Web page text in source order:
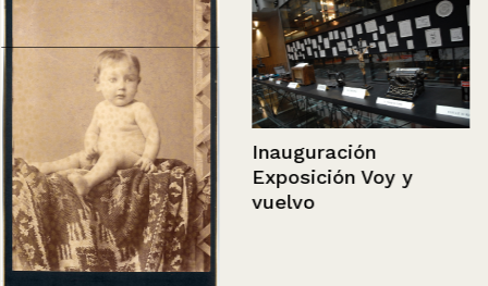
Inauguración
Exposición Voy y
vuelvo